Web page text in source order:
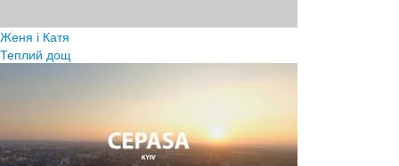
Женя і Катя
Теплий дощ